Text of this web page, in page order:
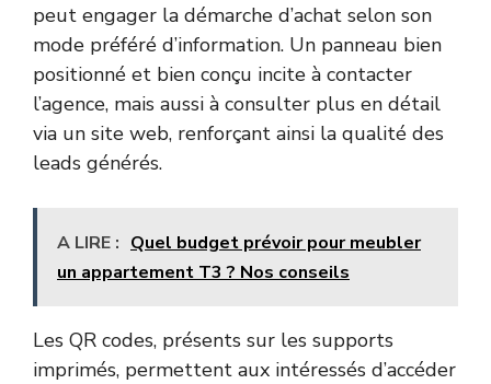
peut engager la démarche d’achat selon son
mode préféré d’information. Un panneau bien
positionné et bien conçu incite à contacter
l’agence, mais aussi à consulter plus en détail
via un site web, renforçant ainsi la qualité des
leads générés.
A LIRE : Quel budget prévoir pour meubler
un appartement T3 ? Nos conseils
Les QR codes, présents sur les supports
imprimés, permettent aux intéressés d’accéder